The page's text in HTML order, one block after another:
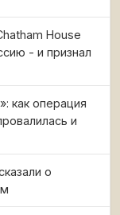
House
- и признал
как операция
и
о